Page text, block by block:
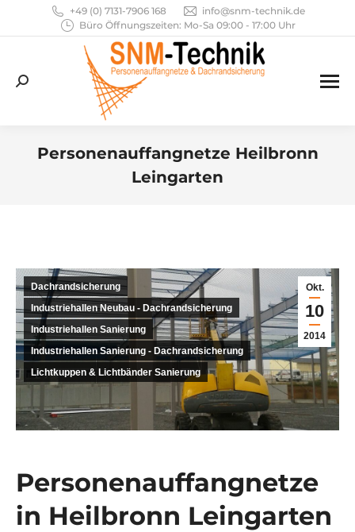
+49 (0) 7131-7906 168
info@snm-technik.de
Büro Öffnungszeiten: Mo-Sa 09:00 - 17:00 Uhr
Search:
Personenauffangnetze Heilbronn
Leingarten
Okt.
10
2014
Dachrandsicherung
Industriehallen Neubau - Dachrandsicherung
Industriehallen Sanierung
Industriehallen Sanierung - Dachrandsicherung
Lichtkuppen & Lichtbänder Sanierung
Personenauffangnetze
in Heilbronn Leingarten